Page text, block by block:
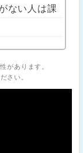
ない人は課
があります。
さい。